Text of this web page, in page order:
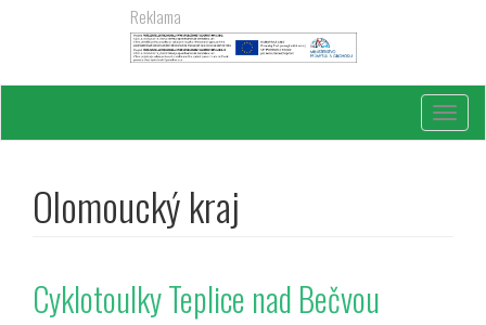
Reklama
Olomoucký kraj
Cyklotoulky Teplice nad Bečvou